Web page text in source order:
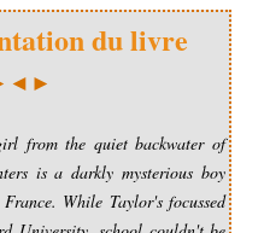
du livre
from the quiet backwater of
is a darkly mysterious boy
While Taylor's focussed